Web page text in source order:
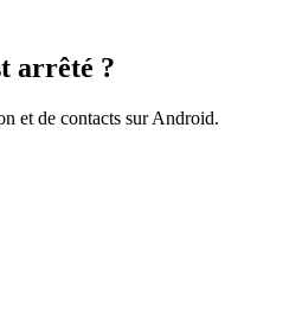
arrêté ?
et de contacts sur Android.